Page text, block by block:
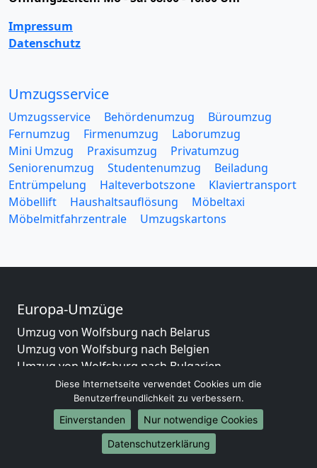
Impressum
Datenschutz
Umzugsservice
Umzugsservice Behördenumzug
Büroumzug
Fernumzug
Firmenumzug
Laborumzug
Mini Umzug
Praxisumzug
Privatumzug
Seniorenumzug
Studentenumzug
Beiladung
Entrümpelung
Halteverbotszone
Klaviertransport
Möbellift
Haushaltsauflösung
Möbeltaxi
Möbelmitfahrzentrale
Umzugskartons
Europa-Umzüge
Umzug von Wolfsburg nach Belarus
Umzug von Wolfsburg nach Belgien
Umzug von Wolfsburg nach Bulgarien
Umzug von Wolfsburg nach Dänemark
Umzug von Wolfsburg nach England
Umzug von Wolfsburg nach Portugal
Umzug von Wolfsburg nach Bosnien
und Herzegowina
Diese Internetseite verwendet Cookies um die
Benutzerfreundlichkeit zu verbessern.
Einverstanden
Nur notwendige Cookies
Datenschutzerklärung